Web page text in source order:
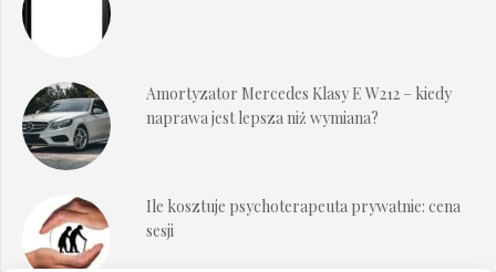
Amortyzator Mercedes Klasy E W212 – kiedy
naprawa jest lepsza niż wymiana?
Ile kosztuje psychoterapeuta prywatnie: cena
sesji